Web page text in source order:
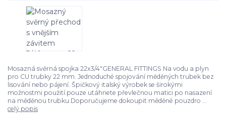
Mosazná svěrná spojka 22x3/4"GENERAL FITTINGS Na vodu a plyn
pro CU trubky 22 mm. Jednoduché spojování měděných trubek bez
lisování nebo pájení. Špičkový italský výrobek se širokými
možnostmi použití.pouze utáhnete převlečnou matici po nasazení
na měděnou trubku.Doporučujeme dokoupit měděné pouzdro ...
celý popis